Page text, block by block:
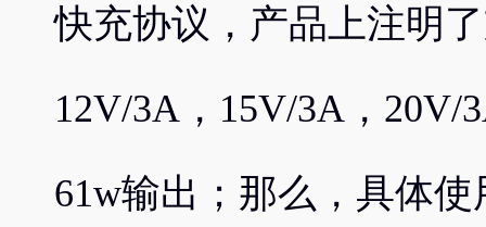
快充协议，产品上注明
12V/3A，15V/3A，20V/
61w输出；那么，具体